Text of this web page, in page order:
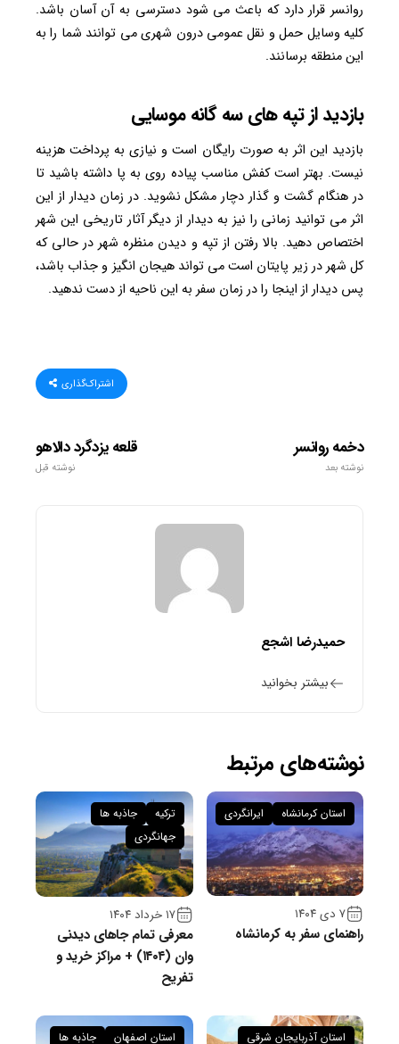
روانسر قرار دارد که باعث می شود دسترسی به آن آسان باشد.
کلیه وسایل حمل و نقل عمومی درون شهری می توانند شما را به
این منطقه برسانند.
بازدید از تپه های سه گانه موسایی
بازدید این اثر به صورت رایگان است و نیازی به پرداخت هزینه
نیست. بهتر است کفش مناسب پیاده روی به پا داشته باشید تا
در هنگام گشت و گذار دچار مشکل نشوید. در زمان دیدار از این
اثر می توانید زمانی را نیز به دیدار از دیگر آثار تاریخی این شهر
اختصاص دهید. بالا رفتن از تپه و دیدن منظره شهر در حالی که
کل شهر در زیر پایتان است می تواند هیجان انگیز و جذاب باشد،
پس دیدار از اینجا را در زمان سفر به این ناحیه از دست ندهید.
اشتراک‌گذاری
قلعه یزدگرد دالاهو
نوشته قبل
دخمه روانسر
نوشته بعد
حمیدرضا اشجع
بیشتر بخوانید
نوشته‌های مرتبط
۷ دی ۱۴۰۴
راهنمای سفر به کرمانشاه
استان کرمانشاه ایرانگردی
۱۷ خرداد ۱۴۰۴
معرفی تمام جاهای دیدنی
وان (۱۴۰۴) + مراکز خرید و
تفریح
ترکیه
جاذبه ها
جهانگردی
استان آذربایجان شرقی
استان اصفهان جاذبه ها